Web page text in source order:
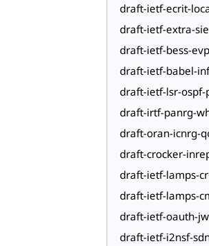
draft-ietf-ecrit-
draft-ietf-extra-
draft-ietf-bess-
draft-ietf-babel-
draft-ietf-lsr-
draft-irtf-panrg-
draft-oran-icnrg-
draft-crocker-
draft-ietf-lamps-
draft-ietf-lamps-
draft-ietf-oauth-
draft-ietf-i2nsf-